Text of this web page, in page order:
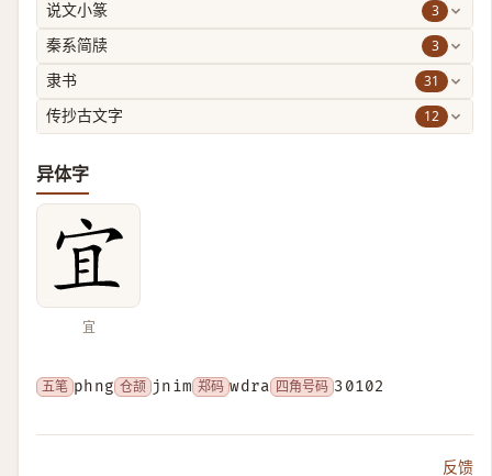
说文小篆 3
秦系简牍 3
隶书 31
传抄古文字 12
异体字
宜
五笔 phng 仓颉 jnim 郑码 wdra 四角号码 30102
反馈